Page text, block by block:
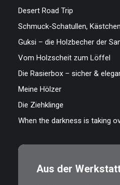
Desert Road Trip
Schmuck-Schatullen,
Guksi – die Holzbecher der
Vom Holzscheit zum Löffel
Die Rasierbox – sicher &
Meine Hölzer
Die Ziehklinge
When the darkness is taking
Aus der